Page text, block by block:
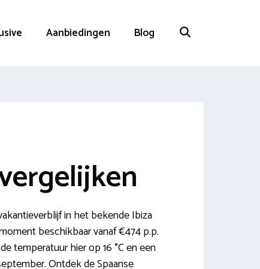
Aanbiedingen Blog
in het bekende Ibiza
beschikbaar vanaf €474 p.p.
temperatuur hier op 16 °C en een
Ontdek de Spaanse